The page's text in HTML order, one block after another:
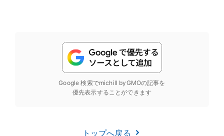
Google 検索でmichill byGMOの記事を
優先表示することができます
トップへ戻る